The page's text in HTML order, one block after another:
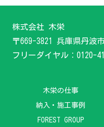
株式会社 木栄
〒669-3821 兵庫県丹波
フリーダイヤル：0120-
木栄の仕事
納入・施工事例
FOREST GROUP